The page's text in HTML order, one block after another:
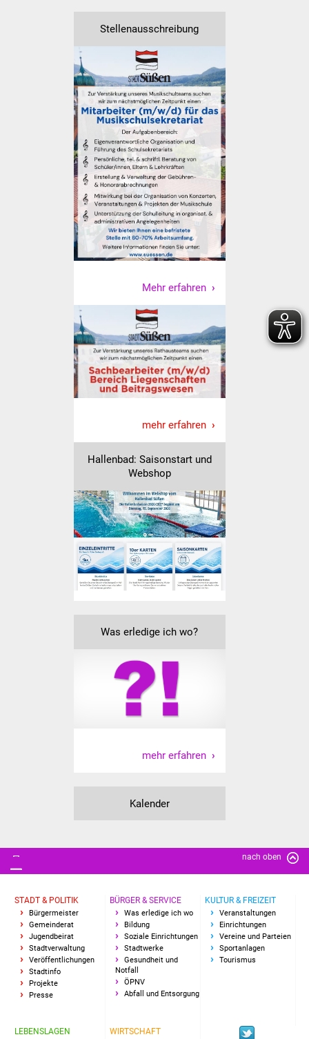
Route der
Industriekultur
Lebenslagen
Senioren
Stadtseniorenrat
Sommerwochen für
Ältere
Seniorenwohn- und
Pflegeheim
Kinder und Jugendliche
Schülerferienprogramm
Freundeskreis Asyl
Ukraine-Hilfe
Wohnen
Bauen in Süßen
Wohnimmobilien +
Baugrundstücke
Haushalt & Infos
Wirtschaftsförderung
Gewerbeimmobilien
Beschränkte
Ausschreibung
Freihändige Vergabe
Gewerbeverzeichnis
Gewerbe - Selbsteintrag
Stellenausschreibung
Mehr erfahren
mehr erfahren
Hallenbad: Saisonstart und
Webshop
Was erledige ich wo?
mehr erfahren
Kalender
nach oben
STADT & POLITIK
Bürgermeister
Gemeinderat
Jugendbeirat
Stadtverwaltung
Veröffentlichungen
Stadtinfo
Projekte
Presse
BÜRGER & SERVICE
Was erledige ich wo
Bildung
Soziale Einrichtungen
Stadtwerke
Gesundheit und
Notfall
ÖPNV
Abfall und Entsorgung
KULTUR & FREIZEIT
Veranstaltungen
Einrichtungen
Vereine und Parteien
Sportanlagen
Tourismus
LEBENSLAGEN WIRTSCHAFT